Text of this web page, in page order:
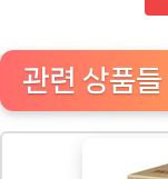
관련 상품들